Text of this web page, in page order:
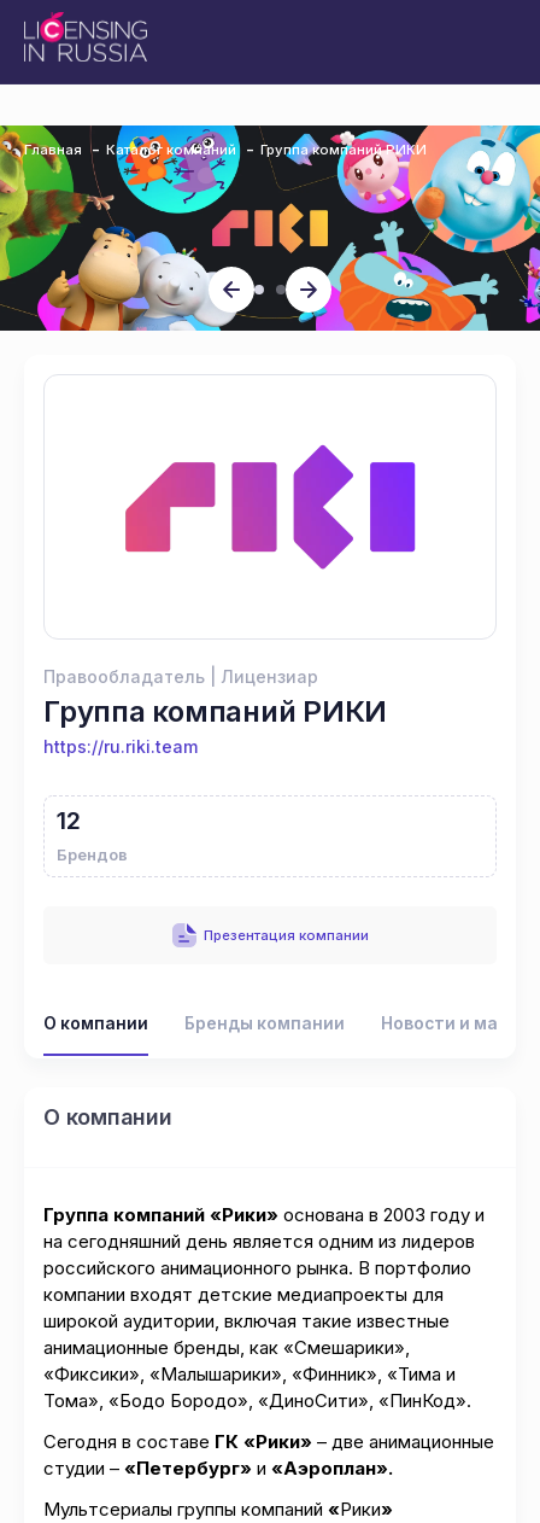
Главная Каталог компаний Группа компаний РИКИ
Правообладатель | Лицензиар
Группа компаний РИКИ
https://ru.riki.team
12
Брендов
Презентация компании
О компании Бренды компании Новости и
О компании
Группа компаний «Рики» основана в 2003 году и
на сегодняшний день является одним из лидеров
российского анимационного рынка. В портфолио
компании входят детские медиапроекты для
широкой аудитории, включая такие известные
анимационные бренды, как «Смешарики»,
«Фиксики», «Малышарики», «Финник», «Тима и
Тома», «Бодо Бородо», «ДиноСити», «ПинКод».
Сегодня в составе ГК «Рики» – две анимационные
студии – «Петербург» и «Аэроплан».
Мультсериалы группы компаний «Рики»